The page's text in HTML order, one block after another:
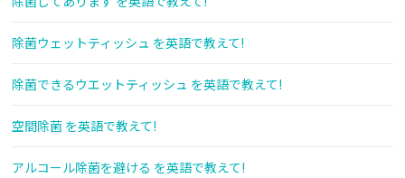
除菌ウェットティッシュ を英語で教えて!
除菌できるウエットティッシュ を英語で教えて!
空間除菌 を英語で教えて!
アルコール除菌を避ける を英語で教えて!